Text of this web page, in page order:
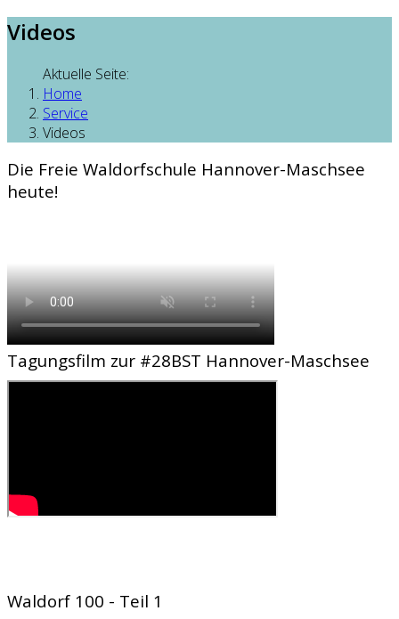
Videos
Aktuelle Seite:
Home
Service
Videos
Die Freie Waldorfschule Hannover-Maschsee
heute!
Tagungsfilm zur #28BST Hannover-Maschsee
Waldorf 100 - Teil 1